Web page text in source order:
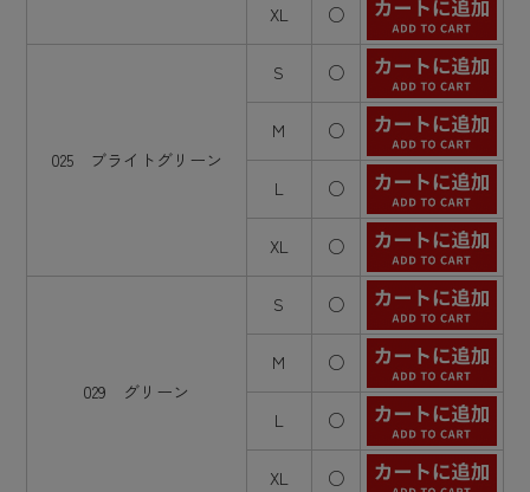
XL ○
025 ブライトグリーン
S ○
M ○
L ○
XL ○
029 グリーン
S ○
M ○
L ○
XL ○